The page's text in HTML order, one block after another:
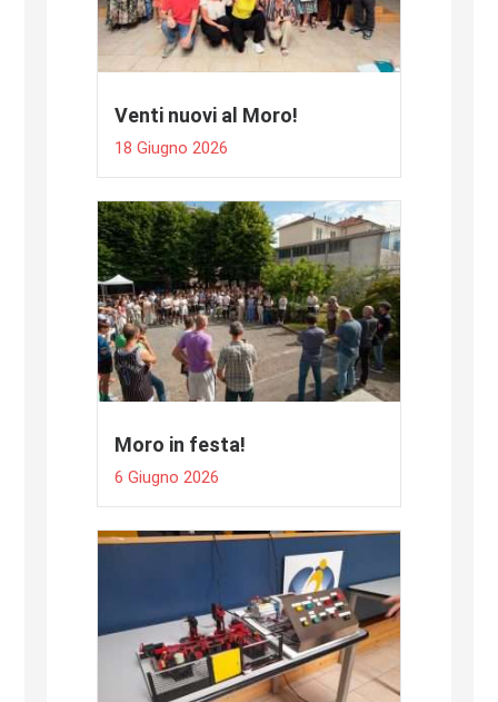
Venti nuovi al Moro!
18 Giugno 2026
Moro in festa!
6 Giugno 2026